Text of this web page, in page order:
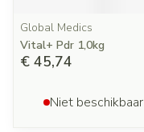
Global Medics
Vital+ Pdr 1,0kg
€ 45,74
Niet beschikbaar